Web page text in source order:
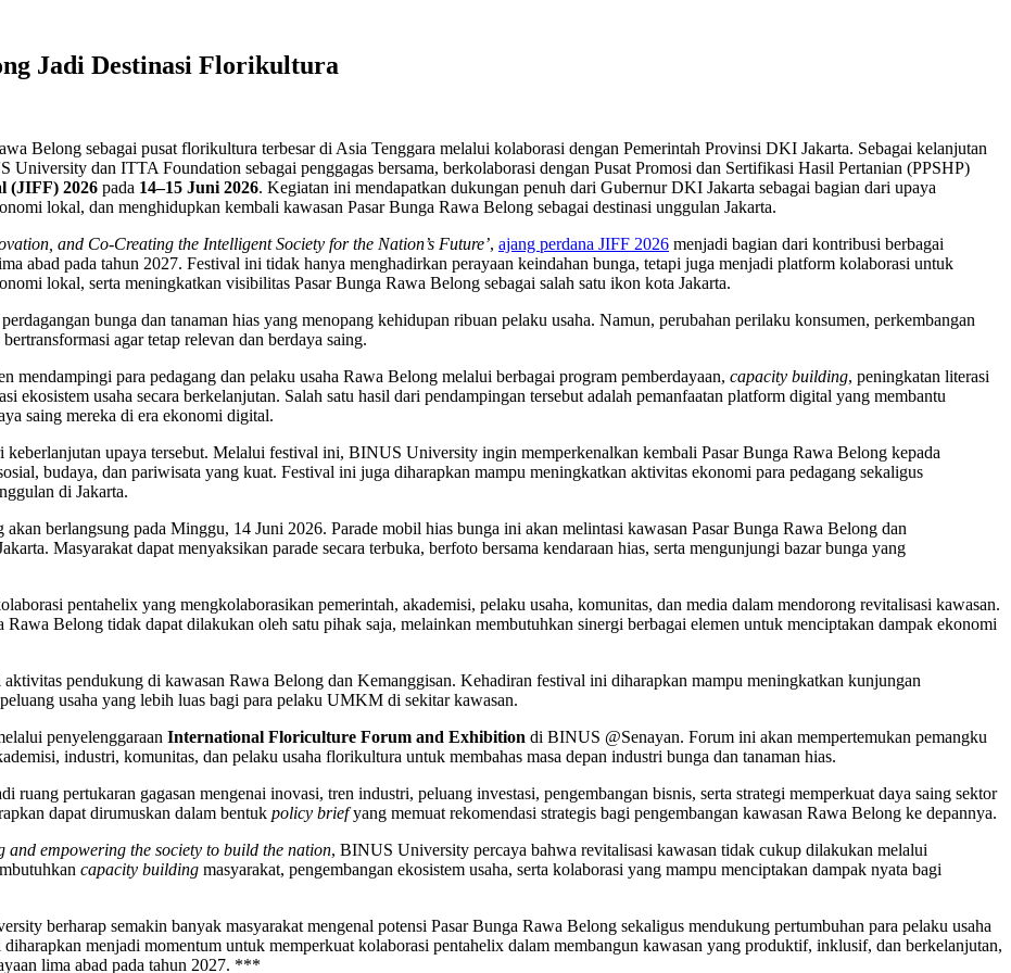
Jadi Destinasi Florikultura
Belong sebagai pusat florikultura terbesar di Asia Tenggara melalui kolaborasi dengan Pemerintah Provinsi DKI Jakarta. Sebagai kelanjutan
dan ITTA Foundation sebagai penggagas bersama, berkolaborasi dengan Pusat Promosi dan Sertifikasi Hasil Pertanian (PPSHP)
(JIFF) 2026 pada 14–15 Juni 2026. Kegiatan ini mendapatkan dukungan penuh dari Gubernur DKI Jakarta sebagai bagian dari upaya
lokal, dan menghidupkan kembali kawasan Pasar Bunga Rawa Belong sebagai destinasi unggulan Jakarta.
and Co-Creating the Intelligent Society for the Nation’s Future’, ajang perdana JIFF 2026 menjadi bagian dari kontribusi berbagai
abad pada tahun 2027. Festival ini tidak hanya menghadirkan perayaan keindahan bunga, tetapi juga menjadi platform kolaborasi untuk
lokal, serta meningkatkan visibilitas Pasar Bunga Rawa Belong sebagai salah satu ikon kota Jakarta.
bunga dan tanaman hias yang menopang kehidupan ribuan pelaku usaha. Namun, perubahan perilaku konsumen, perkembangan
agar tetap relevan dan berdaya saing.
para pedagang dan pelaku usaha Rawa Belong melalui berbagai program pemberdayaan, capacity building, peningkatan literasi
ekosistem usaha secara berkelanjutan. Salah satu hasil dari pendampingan tersebut adalah pemanfaatan platform digital yang membantu
saing mereka di era ekonomi digital.
keberlanjutan upaya tersebut. Melalui festival ini, BINUS University ingin memperkenalkan kembali Pasar Bunga Rawa Belong kepada
budaya, dan pariwisata yang kuat. Festival ini juga diharapkan mampu meningkatkan aktivitas ekonomi para pedagang sekaligus
di Jakarta.
akan berlangsung pada Minggu, 14 Juni 2026. Parade mobil hias bunga ini akan melintasi kawasan Pasar Bunga Rawa Belong dan
Masyarakat dapat menyaksikan parade secara terbuka, berfoto bersama kendaraan hias, serta mengunjungi bazar bunga yang
pentahelix yang mengkolaborasikan pemerintah, akademisi, pelaku usaha, komunitas, dan media dalam mendorong revitalisasi kawasan.
Belong tidak dapat dilakukan oleh satu pihak saja, melainkan membutuhkan sinergi berbagai elemen untuk menciptakan dampak ekonomi
aktivitas pendukung di kawasan Rawa Belong dan Kemanggisan. Kehadiran festival ini diharapkan mampu meningkatkan kunjungan
usaha yang lebih luas bagi para pelaku UMKM di sekitar kawasan.
penyelenggaraan International Floriculture Forum and Exhibition di BINUS @Senayan. Forum ini akan mempertemukan pemangku
industri, komunitas, dan pelaku usaha florikultura untuk membahas masa depan industri bunga dan tanaman hias.
pertukaran gagasan mengenai inovasi, tren industri, peluang investasi, pengembangan bisnis, serta strategi memperkuat daya saing sektor
dapat dirumuskan dalam bentuk policy briefyang memuat rekomendasi strategis bagi pengembangan kawasan Rawa Belong ke depannya.
and empowering the society to build the nation, BINUS University percaya bahwa revitalisasi kawasan tidak cukup dilakukan melalui
capacity building masyarakat, pengembangan ekosistem usaha, serta kolaborasi yang mampu menciptakan dampak nyata bagi
berharap semakin banyak masyarakat mengenal potensi Pasar Bunga Rawa Belong sekaligus mendukung pertumbuhan para pelaku usaha
menjadi momentum untuk memperkuat kolaborasi pentahelix dalam membangun kawasan yang produktif, inklusif, dan berkelanjutan,
lima abad pada tahun 2027. ***